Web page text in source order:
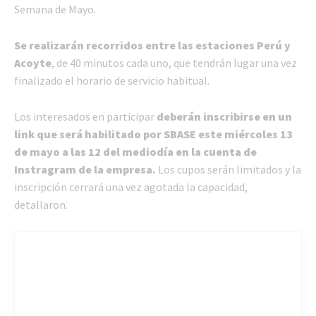
Semana de Mayo.
Se realizarán recorridos entre las estaciones Perú y
Acoyte, de 40 minutos cada uno, que tendrán lugar una vez
finalizado el horario de servicio habitual.
Los interesados en participar deberán inscribirse en un
link que será habilitado por SBASE este miércoles 13
de mayo a las 12 del mediodía en la cuenta de
Instragram de la empresa. Los cupos serán limitados y la
inscripción cerrará una vez agotada la capacidad,
detallaron.